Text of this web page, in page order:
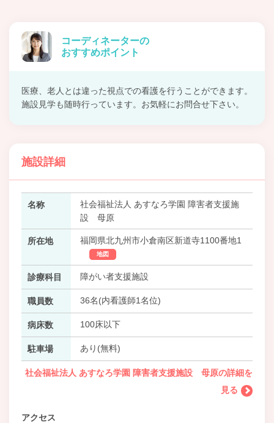
コーディネーターの
おすすめポイント
医療、老人とは違った視点での看護を行うことができます。
施設見学も随時行っています。お気軽にお問合せ下さい。
施設詳細
名称
社会福祉法人 あすなろ学園 障害者支援施
設 母原
所在地 福岡県北九州市小倉南区新道寺1100番地1
地図
診療科目 障がい者支援施設
職員数 36名(内看護師1名位)
病床数 100床以下
駐車場 あり(無料)
社会福祉法人 あすなろ学園 障害者支援施設 母原の詳細を
見る
アクセス